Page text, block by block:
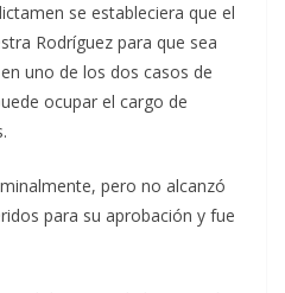
se estableciera que el
Rodríguez para que sea
uno de los dos casos de
ocupar el cargo de
pero no alcanzó
para su aprobación y fue